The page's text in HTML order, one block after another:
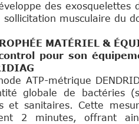
des exosquelettes
sollicitation musculaire du
MATÉRIEL &
pour son
ATP-métrique
globale de bactéries
et sanitaires. Cette
2 minutes, offrant